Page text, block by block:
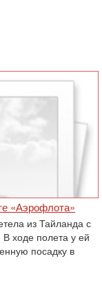
«Аэрофлота»
из Тайланда с
ходе полета у ей
посадку в